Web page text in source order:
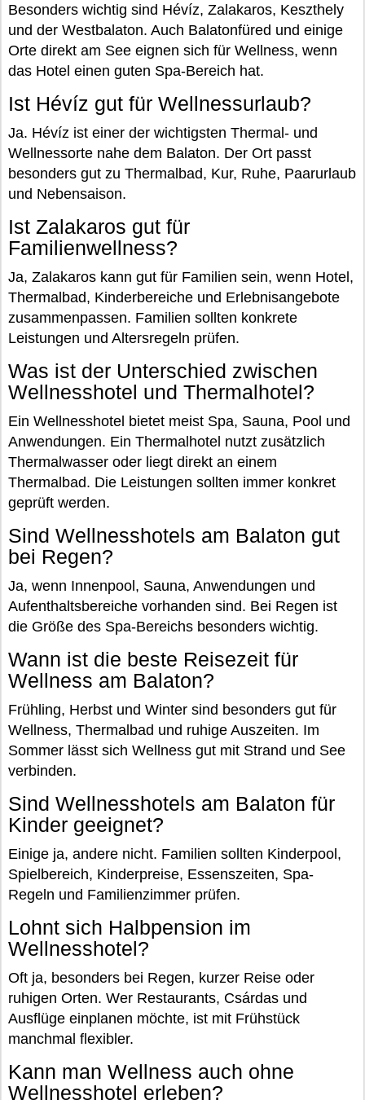
Besonders wichtig sind Hévíz, Zalakaros, Keszthely
und der Westbalaton. Auch Balatonfüred und einige
Orte direkt am See eignen sich für Wellness, wenn
das Hotel einen guten Spa-Bereich hat.
Ist Hévíz gut für Wellnessurlaub?
Ja. Hévíz ist einer der wichtigsten Thermal- und
Wellnessorte nahe dem Balaton. Der Ort passt
besonders gut zu Thermalbad, Kur, Ruhe, Paarurlaub
und Nebensaison.
Ist Zalakaros gut für
Familienwellness?
Ja, Zalakaros kann gut für Familien sein, wenn Hotel,
Thermalbad, Kinderbereiche und Erlebnisangebote
zusammenpassen. Familien sollten konkrete
Leistungen und Altersregeln prüfen.
Was ist der Unterschied zwischen
Wellnesshotel und Thermalhotel?
Ein Wellnesshotel bietet meist Spa, Sauna, Pool und
Anwendungen. Ein Thermalhotel nutzt zusätzlich
Thermalwasser oder liegt direkt an einem
Thermalbad. Die Leistungen sollten immer konkret
geprüft werden.
Sind Wellnesshotels am Balaton gut
bei Regen?
Ja, wenn Innenpool, Sauna, Anwendungen und
Aufenthaltsbereiche vorhanden sind. Bei Regen ist
die Größe des Spa-Bereichs besonders wichtig.
Wann ist die beste Reisezeit für
Wellness am Balaton?
Frühling, Herbst und Winter sind besonders gut für
Wellness, Thermalbad und ruhige Auszeiten. Im
Sommer lässt sich Wellness gut mit Strand und See
verbinden.
Sind Wellnesshotels am Balaton für
Kinder geeignet?
Einige ja, andere nicht. Familien sollten Kinderpool,
Spielbereich, Kinderpreise, Essenszeiten, Spa-
Regeln und Familienzimmer prüfen.
Lohnt sich Halbpension im
Wellnesshotel?
Oft ja, besonders bei Regen, kurzer Reise oder
ruhigen Orten. Wer Restaurants, Csárdas und
Ausflüge einplanen möchte, ist mit Frühstück
manchmal flexibler.
Kann man Wellness auch ohne
Wellnesshotel erleben?